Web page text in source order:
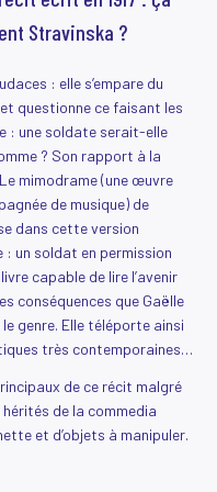
Stravinska ?
: elle s’empare du
questionne ce faisant les
: une soldate serait-elle
? Son rapport à la
mimodrame (une œuvre
de musique) de
dans cette version
: un soldat en permission
capable de lire l’avenir
conséquences que Gaëlle
genre. Elle téléporte ainsi
très contemporaines…
de ce récit malgré
de la commedia
et d’objets à manipuler.